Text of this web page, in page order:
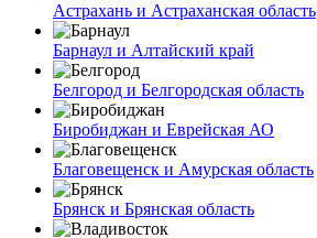
Астрахань и Астраханская область
Барнаул и Алтайский край
Белгород и Белгородская область
Биробиджан и Еврейская АО
Благовещенск и Амурская область
Брянск и Брянская область